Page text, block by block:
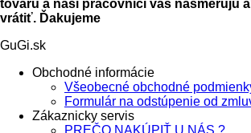
tovaru a naši pracovníci vás nasmerujú
vrátiť. Ďakujeme
GuGi.sk
Obchodné informácie
Všeobecné obchodné
Formulár na odstúpenie od
Zákaznicky servis
PREČO NAKÚPIŤ U NÁS ?